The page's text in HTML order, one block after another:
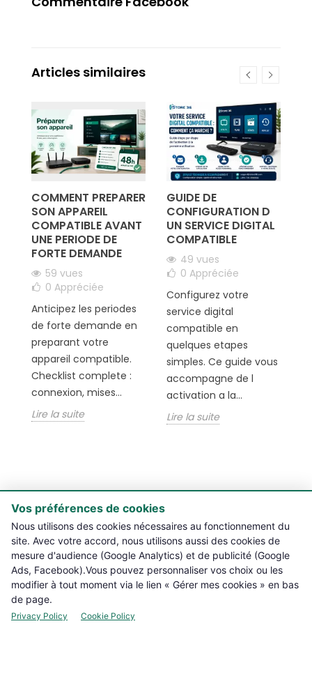
Vos préférences de cookies
Nous utilisons des cookies nécessaires au fonctionnement du
site. Avec votre accord, nous utilisons aussi des cookies de
mesure d'audience (Google Analytics) et de publicité (Google
Ads, Facebook).Vous pouvez personnaliser vos choix ou les
modifier à tout moment via le lien « Gérer mes cookies » en bas
de page.
Privacy Policy Cookie Policy
Articles similaires
COMMENT PREPARER
SON APPAREIL
COMPATIBLE AVANT
UNE PERIODE DE
FORTE DEMANDE
59 vues
0 Appréciée
Anticipez les periodes
de forte demande en
preparant votre
appareil compatible.
Checklist complete :
connexion, mises...
Lire la suite
GUIDE DE
CONFIGURATION D
UN SERVICE DIGITAL
COMPATIBLE
49 vues
0 Appréciée
Configurez votre
service digital
compatible en
quelques etapes
simples. Ce guide vous
accompagne de l
activation a la...
Lire la suite
PRODUITS 
NOTRE BOUTIQUE 
INFORMATIONS L??GALES 